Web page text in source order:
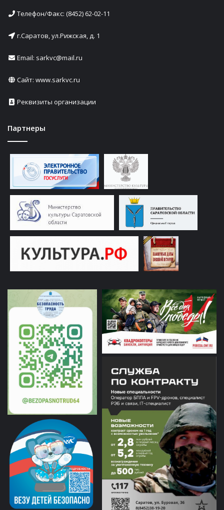
Телефон/Факс: (8452) 62-02-11
г.Саратов, ул.Рижская, д. 1
Email: sarkvc@mail.ru
Сайт: www.sarkvc.ru
Реквизиты организации
Партнеры